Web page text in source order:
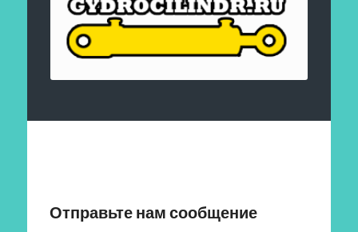
Отправьте нам сообщение